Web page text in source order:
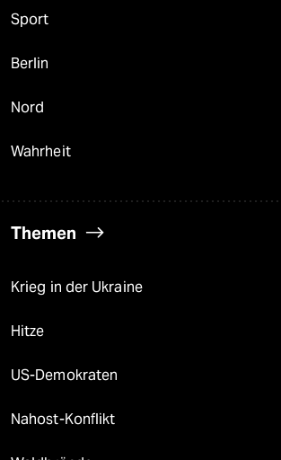
Sport
Berlin
Nord
Wahrheit
Themen
Krieg in der Ukraine
Hitze
US-Demokraten
Nahost-Konflikt